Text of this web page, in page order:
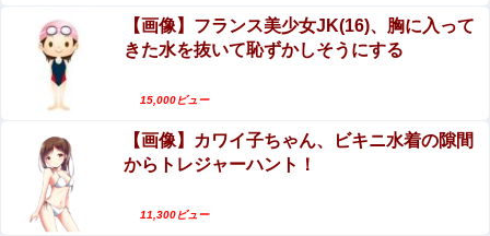
杯生きようと誓った。だが実は生きていた！突撃するとふ
っくらした顔で大きなお腹を抱えて...
【悲報】ラッパーさん、札束披露するもネット民から新社
会人の初ボーナスくらいしかないと笑われる
話題に他
【閲覧注意】巨大ホホジロザメに食い殺された男子高校生
の画像、これ公開されちゃダメなやつだろ…
局、脱ぐしかないｗｗｗｗ
子高校生の画像、これ公開されちゃダメなやつだ
ヌーディストビーチじゃない海水浴場で女が全裸
オ○ニーすると3分以内にこうなるらしいｗｗｗ
【エロ画像】ビリー・アイリッシュ、マ○コ（女性
【画像】フランス美少女JK(16)、胸に入って
きた水を抜いて恥ずかしそうにする
15,000ビュー
【画像】カワイ子ちゃん、ビキニ水着の隙間
からトレジャーハント！
11,300ビュー